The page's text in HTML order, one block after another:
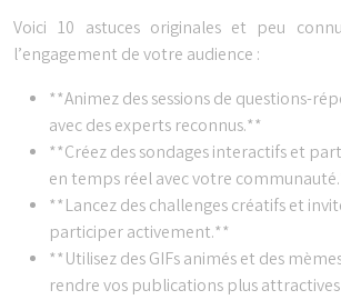
Voici 10 astuces originales et peu
l’engagement de votre audience :
**Animez des sessions de questions-
avec des experts reconnus.**
**Créez des sondages interactifs et
en temps réel avec votre
**Lancez des challenges créatifs et
participer activement.**
**Utilisez des GIFs animés et des
rendre vos publications plus